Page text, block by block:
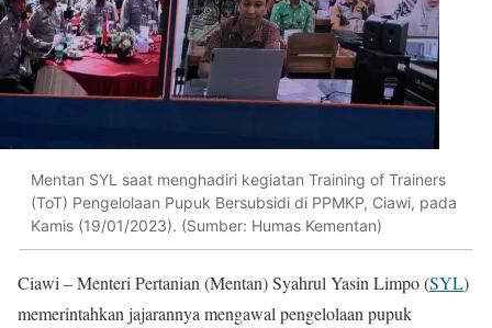
Mentan SYL saat menghadiri kegiatan Training of Trainers
(ToT) Pengelolaan Pupuk Bersubsidi di PPMKP, Ciawi, pada
Kamis (19/01/2023). (Sumber: Humas Kementan)
Ciawi – Menteri Pertanian (Mentan) Syahrul Yasin Limpo (SYL)
memerintahkan jajarannya mengawal pengelolaan pupuk